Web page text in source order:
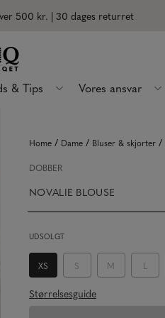
500 kr. | 30 dages returret
& Tips Vores ansvar
Home / Dame / Bluser & skjorter /
DOBBER
NOVALIE BLOUSE
UDSOLGT
XS S M L
Størrelsesguide